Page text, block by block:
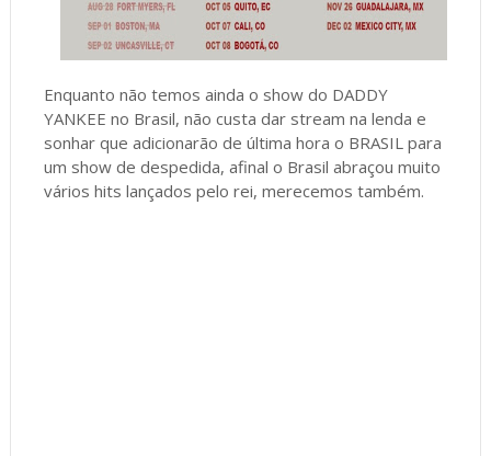
Enquanto não temos ainda o show do DADDY
YANKEE no Brasil, não custa dar stream na lenda e
sonhar que adicionarão de última hora o BRASIL para
um show de despedida, afinal o Brasil abraçou muito
vários hits lançados pelo rei, merecemos também.